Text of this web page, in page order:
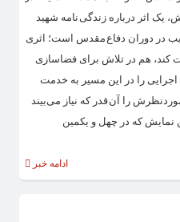
یک اثر درباره زندگی نامه‌ شهید
در دوران دفاع مقدس است؛ اثری
کند، هم در تلاش برای فضاسازی
را در این مسیر به خدمت
را آن قدر که نیاز می‌بیند
نمایش که در چهل و یکمین
ادامه خبر